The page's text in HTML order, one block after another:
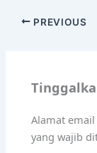
PREVIOUS
Alamat
yang wajib